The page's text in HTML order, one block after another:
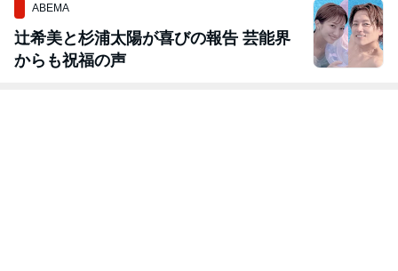
ABEMA
辻希美と杉浦太陽が喜びの報告 芸能界
からも祝福の声